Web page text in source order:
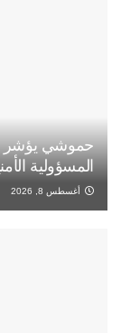
حموشي يؤشر
المسؤولية
أغسطس 8, 2026